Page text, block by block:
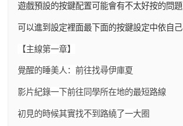
遊戲預設的按鍵配置可能會有不太好按的問題
可以進到設定裡面最下面的按鍵設定中依自
【主線第一章】
覺醒的睡美人：前往找尋伊庫夏
影片紀錄一下前往同學所在地的最短路線
初見的時候其實找不到路繞了一大圈